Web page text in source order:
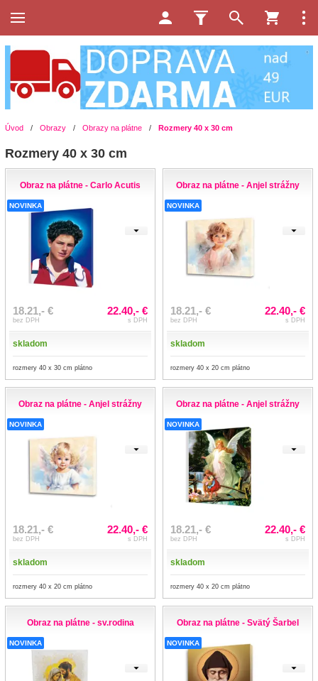
Úvod / Obrazy / Obrazy na plátne / Rozmery 40 x 30 cm
Rozmery 40 x 30 cm
Obraz na plátne - Carlo Acutis
NOVINKA
18.21,- €
bez DPH
22.40,- €
s DPH
skladom
rozmery 40 x 30 cm plátno
Obraz na plátne - Anjel strážny
NOVINKA
18.21,- €
bez DPH
22.40,- €
s DPH
skladom
rozmery 40 x 20 cm plátno
Obraz na plátne - Anjel strážny
NOVINKA
18.21,- €
bez DPH
22.40,- €
s DPH
skladom
rozmery 40 x 20 cm plátno
Obraz na plátne - Anjel strážny
NOVINKA
18.21,- €
bez DPH
22.40,- €
s DPH
skladom
rozmery 40 x 20 cm plátno
Obraz na plátne - sv.rodina
NOVINKA
Obraz na plátne - Svätý Šarbel
NOVINKA